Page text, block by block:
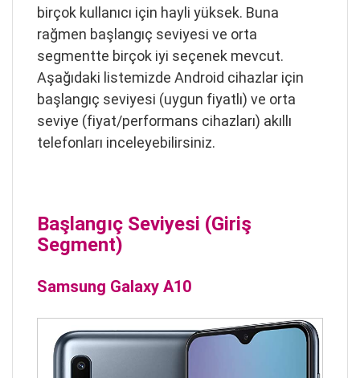
birçok kullanıcı için hayli yüksek. Buna
rağmen başlangıç seviyesi ve orta
segmentte birçok iyi seçenek mevcut.
Aşağıdaki listemizde Android cihazlar için
başlangıç seviyesi (uygun fiyatlı) ve orta
seviye (fiyat/performans cihazları) akıllı
telefonları inceleyebilirsiniz.
Başlangıç Seviyesi (Giriş
Segment)
Samsung Galaxy A10